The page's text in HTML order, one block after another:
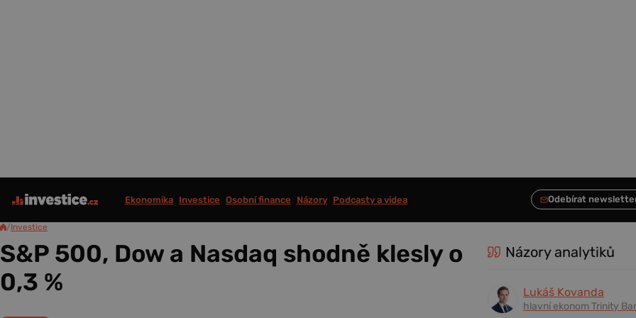
Ekonomika Investice Osobní finance Názory Podcasty a videa
/Investice
S&P 500, Dow a Nasdaq shodně klesly o
0,3 %
Názory analytiků
Lukáš Kovanda
hlavní ekonom Trinity